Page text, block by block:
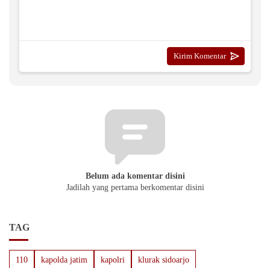
Belum ada komentar disini
Jadilah yang pertama berkomentar disini
TAG
110 kapolda jatim kapolri klurak sidoarjo